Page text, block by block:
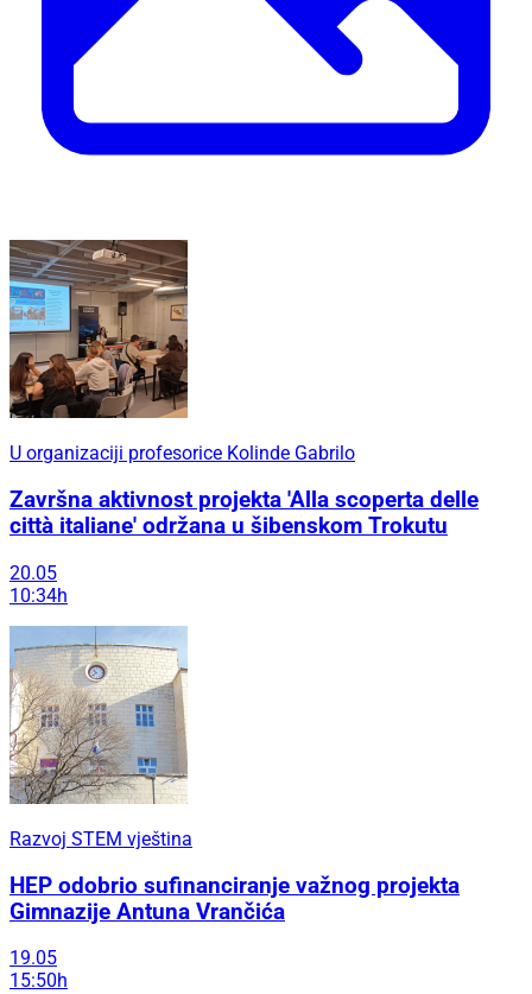
U organizaciji profesorice Kolinde Gabrilo
Završna aktivnost projekta 'Alla scoperta delle
città italiane' održana u šibenskom Trokutu
20.05
10:34h
Razvoj STEM vještina
HEP odobrio sufinanciranje važnog projekta
Gimnazije Antuna Vrančića
19.05
15:50h